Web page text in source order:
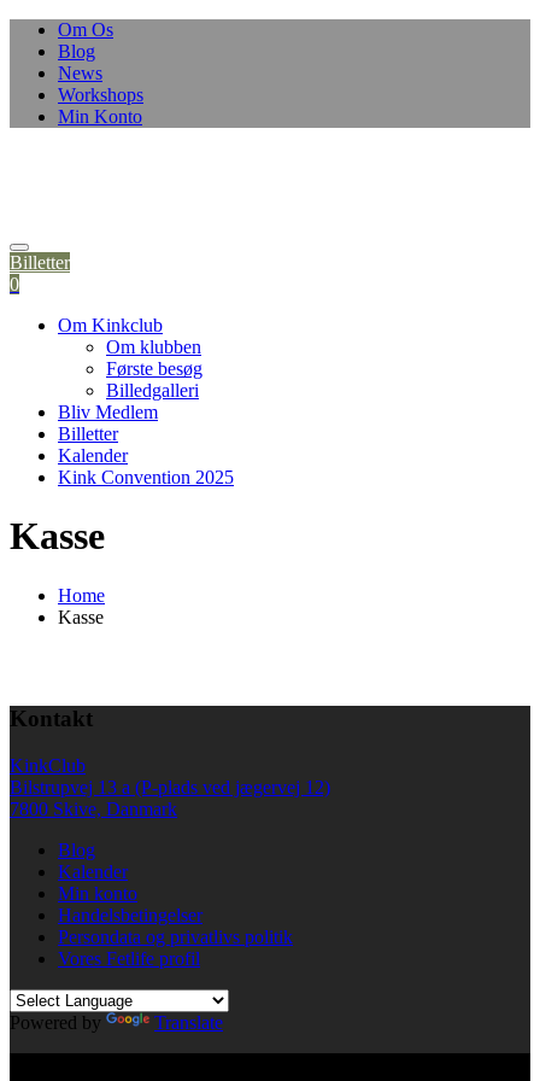
Om Os
Blog
News
Workshops
Min Konto
Billetter
0
Om Kinkclub
Om klubben
Første besøg
Billedgalleri
Bliv Medlem
Billetter
Kalender
Kink Convention 2025
Kasse
Home
Kasse
Kontakt
KinkClub
Bilstrupvej 13 a (P-plads ved jægervej 12)
7800 Skive, Danmark
Blog
Kalender
Min konto
Handelsbetingelser
Persondata og privatlivs politik
Vores Fetlife profil
Powered by
Translate